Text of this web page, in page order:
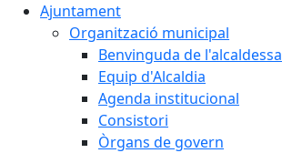
Ajuntament
Organització municipal
Benvinguda de l'alcaldessa
Equip d'Alcaldia
Agenda institucional
Consistori
Òrgans de govern